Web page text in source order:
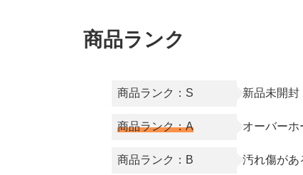
商品ランク
商品ランク：S 新品未開封
商品ランク：A オーバー
商品ランク：B 汚れ傷があ